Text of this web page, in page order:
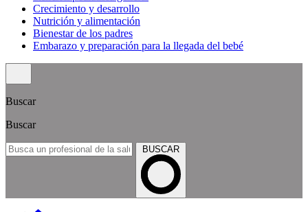
Crecimiento y desarrollo
Nutrición y alimentación
Bienestar de los padres
Embarazo y preparación para la llegada del bebé
Buscar
Buscar
BUSCAR